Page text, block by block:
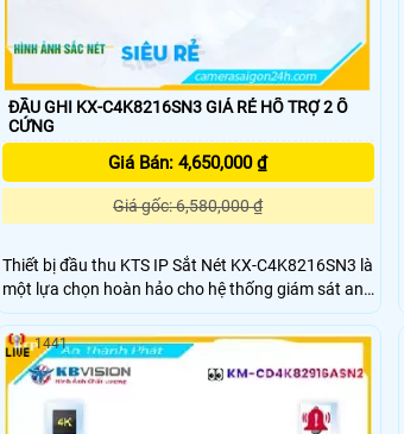
ĐẦU GHI KX-C4K8216SN3 GIÁ RẺ HỔ TRỢ 2 Ổ
CỨNG
Giá Bán: 4,650,000 ₫
Giá gốc: 6,580,000 ₫
Thiết bị đầu thu KTS IP Sắt Nét KX-C4K8216SN3 là
một lựa chọn hoàn hảo cho hệ thống giám sát an
ninh. Với công nghệ SMD Plus, nó mang đến hình
ảnh mượt mà và sắc nét hơn bao giờ hết. Thiết bị
này còn có khả năng xử lý thông minh, giúp nhận
diện chính xác các đối tượng và sự kiện quan trọng
1441